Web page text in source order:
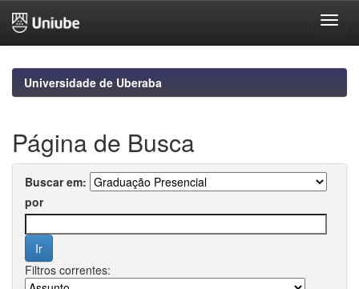
navigationUniversidade de Uberaba
Página de Busca
Buscar em:
por
Filtros correntes: